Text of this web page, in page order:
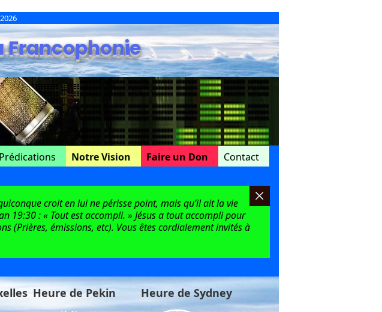
Francophonie
Prédications Notre Vision Faire un Don Contact
croit en lui ne périsse point, mais qu’il ait la vie
19:30 : « Tout est accompli. » Jésus a tout accompli pour
(Prières, émissions, etc). Vous êtes cordialement invités à
Heure de Pekin Heure de Sydney